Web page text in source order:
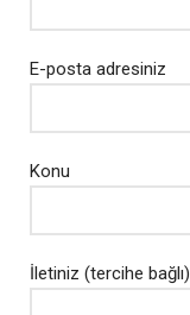
E-posta adresiniz
Konu
İletiniz (tercihe bağlı)